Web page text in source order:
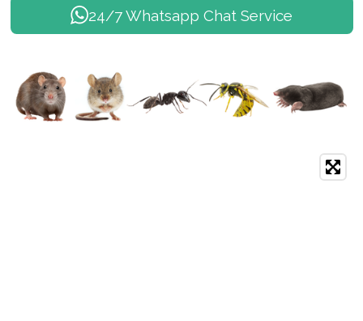
24/7 Whatsapp Chat Service